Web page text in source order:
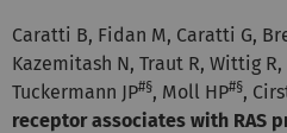
Caratti B, Fidan M, Caratti G,
Kazemitash N, Traut R, Wittig
Tuckermann JP#§, Moll HP#§,
receptor associates with RAS